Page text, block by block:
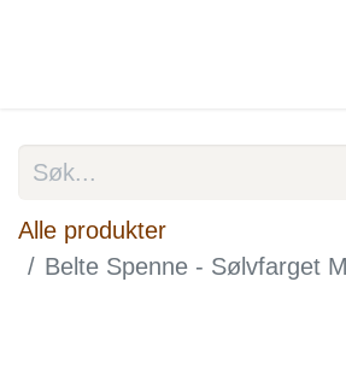
Alle produkter
Belte Spenne - Sølvfarget